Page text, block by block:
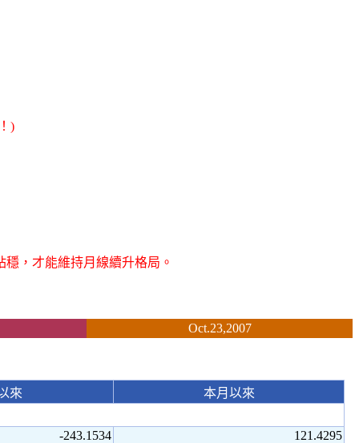
)
，才能維持月線續升格局。
Oct.23,2007
來 本月以來
-243.1534
121.4295